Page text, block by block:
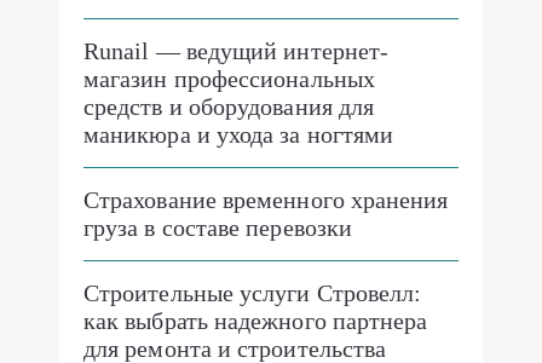
Runail — ведущий интернет-
магазин профессиональных
средств и оборудования для
маникюра и ухода за ногтями
Страхование временного хранения
груза в составе перевозки
Строительные услуги Стровелл:
как выбрать надежного партнера
для ремонта и строительства